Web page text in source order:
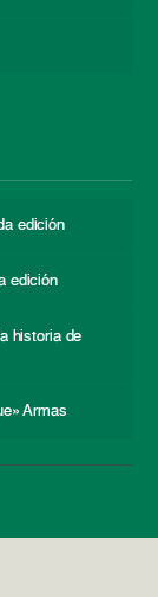
edición
edición
historia de
Armas